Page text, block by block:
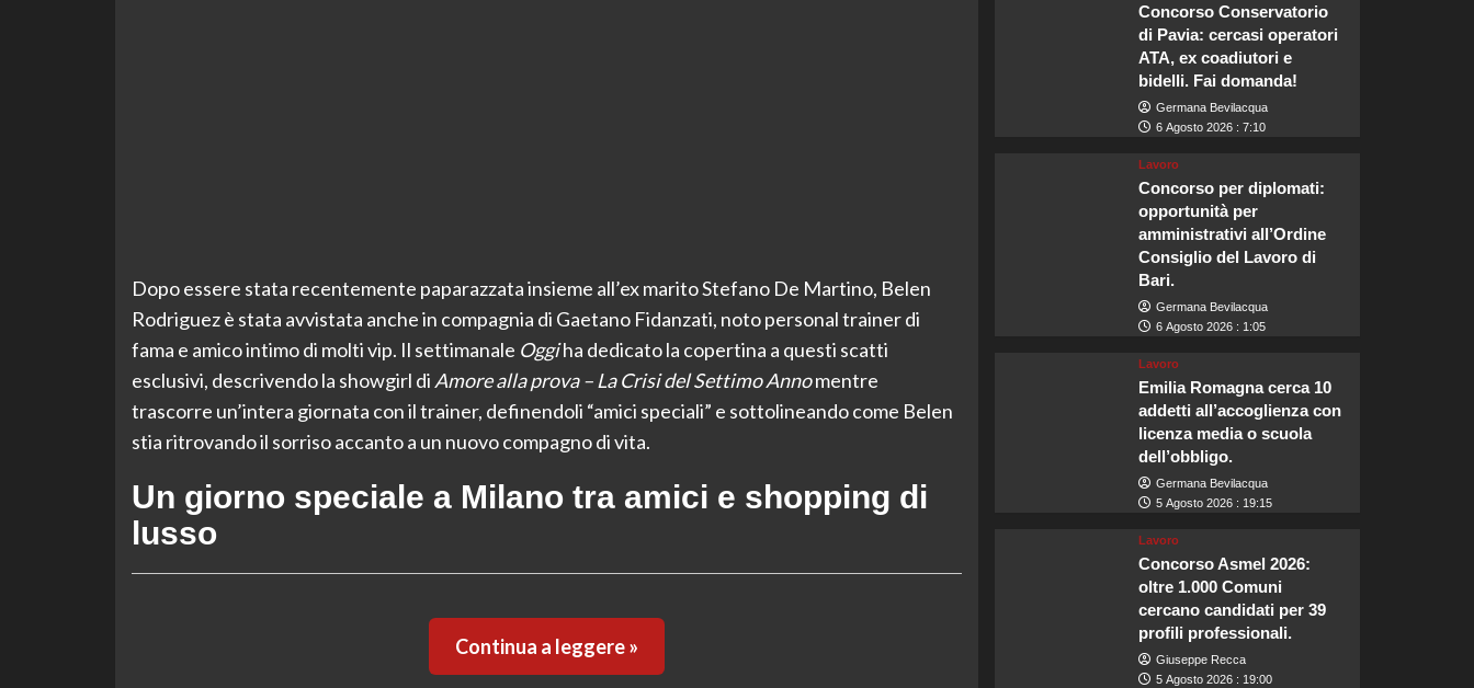
Dopo essere stata recentemente paparazzata insieme all’ex marito Stefano De Martino, Belen
Rodriguez è stata avvistata anche in compagnia di Gaetano Fidanzati, noto personal trainer di
fama e amico intimo di molti vip. Il settimanale Oggiha dedicato la copertina a questi scatti
esclusivi, descrivendo la showgirl di Amore alla prova – La Crisi del Settimo Annomentre
trascorre un’intera giornata con il trainer, definendoli “amici speciali” e sottolineando come Belen
stia ritrovando il sorriso accanto a un nuovo compagno di vita.
Un giorno speciale a Milano tra amici e shopping di
lusso
Continua a leggere »
Concorso Conservatorio
di Pavia: cercasi operatori
ATA, ex coadiutori e
bidelli. Fai domanda!
Germana Bevilacqua
6 Agosto 2026 : 7:10
Lavoro
Concorso per diplomati:
opportunità per
amministrativi all’Ordine
Consiglio del Lavoro di
Bari.
Germana Bevilacqua
6 Agosto 2026 : 1:05
Lavoro
Emilia Romagna cerca 10
addetti all’accoglienza con
licenza media o scuola
dell’obbligo.
Germana Bevilacqua
5 Agosto 2026 : 19:15
Lavoro
Concorso Asmel 2026:
oltre 1.000 Comuni
cercano candidati per 39
profili professionali.
Giuseppe Recca
5 Agosto 2026 : 19:00